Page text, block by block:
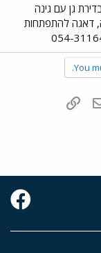
גן עם גינה
דאגה להתפתחות
You
דואר אלקטרוני